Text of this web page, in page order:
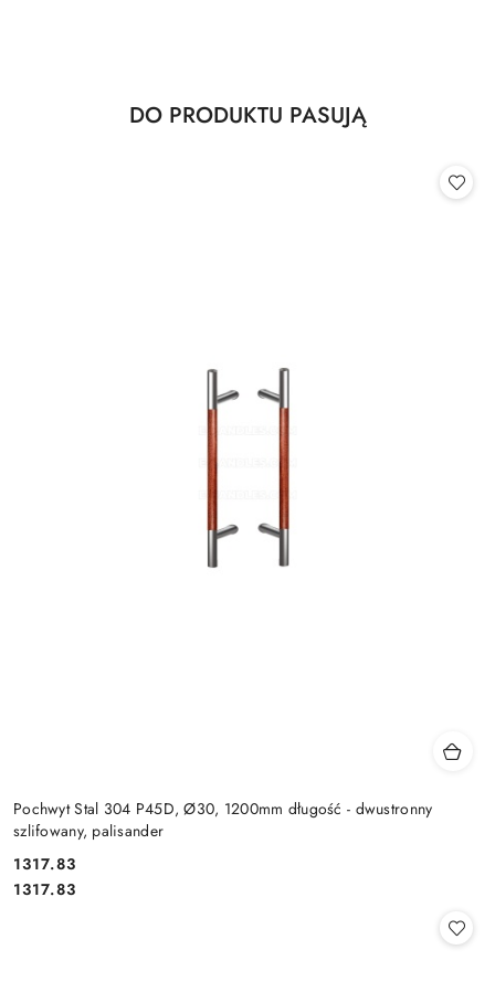
Pomiń karuzelę produktów
Produkty
DO PRODUKTU PASUJĄ
Pochwyt Stal 304 P45D, Ø30, 1200mm długość - dwustronny
szlifowany, palisander
Cena:
1317.83
Cena:
1317.83